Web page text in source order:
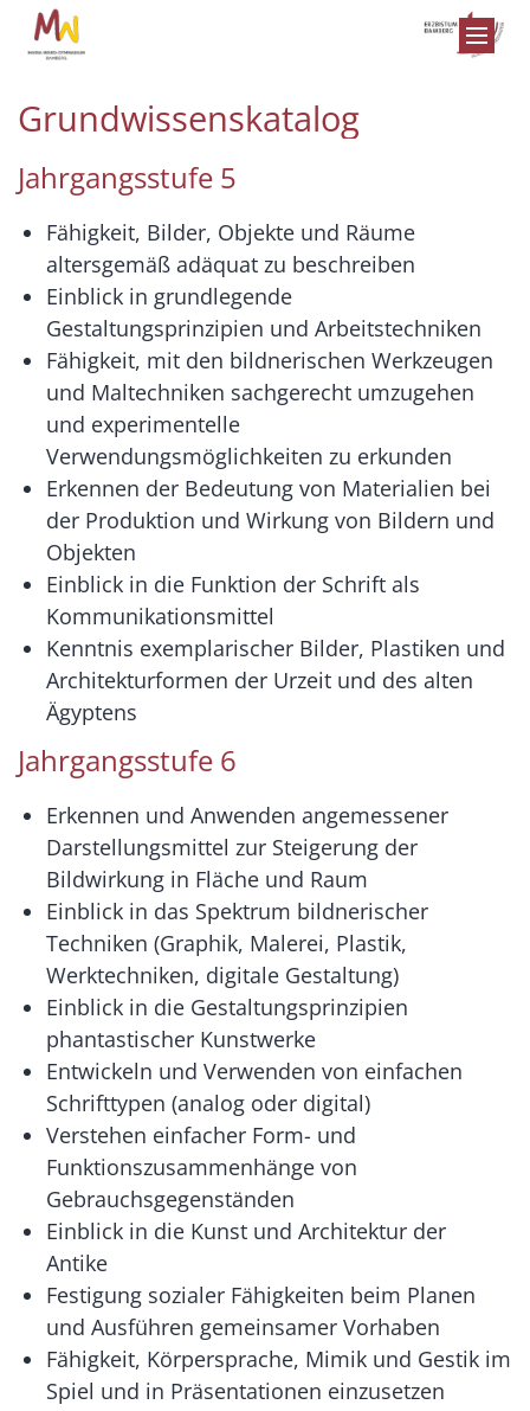
Zum Inhalt springen
Grundwissenskatalog
Jahrgangsstufe 5
Fähigkeit, Bilder, Objekte und Räume
altersgemäß adäquat zu beschreiben
Einblick in grundlegende
Gestaltungsprinzipien und Arbeitstechniken
Fähigkeit, mit den bildnerischen Werkzeugen
und Maltechniken sachgerecht umzugehen
und experimentelle
Verwendungsmöglichkeiten zu erkunden
Erkennen der Bedeutung von Materialien bei
der Produktion und Wirkung von Bildern und
Objekten
Einblick in die Funktion der Schrift als
Kommunikationsmittel
Kenntnis exemplarischer Bilder, Plastiken und
Architekturformen der Urzeit und des alten
Ägyptens
Jahrgangsstufe 6
Erkennen und Anwenden angemessener
Darstellungsmittel zur Steigerung der
Bildwirkung in Fläche und Raum
Einblick in das Spektrum bildnerischer
Techniken (Graphik, Malerei, Plastik,
Werktechniken, digitale Gestaltung)
Einblick in die Gestaltungsprinzipien
phantastischer Kunstwerke
Entwickeln und Verwenden von einfachen
Schrifttypen (analog oder digital)
Verstehen einfacher Form- und
Funktionszusammenhänge von
Gebrauchsgegenständen
Einblick in die Kunst und Architektur der
Antike
Festigung sozialer Fähigkeiten beim Planen
und Ausführen gemeinsamer Vorhaben
Fähigkeit, Körpersprache, Mimik und Gestik im
Spiel und in Präsentationen einzusetzen